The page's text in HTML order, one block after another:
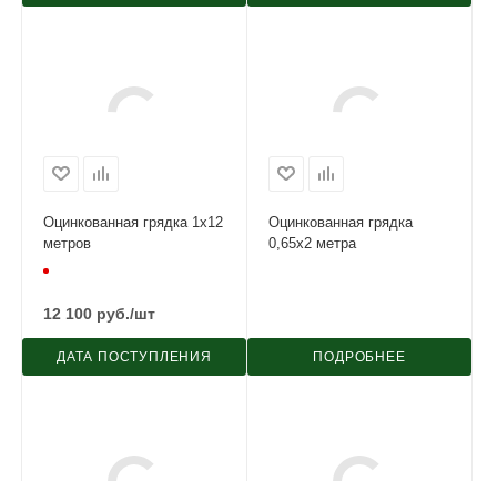
Оцинкованная грядка 1х12
метров
12 100 руб./шт
ДАТА ПОСТУПЛЕНИЯ
Оцинкованная грядка
0,65х2 метра
ПОДРОБНЕЕ